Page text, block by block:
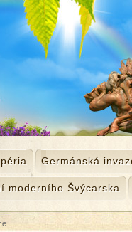
Germánská
moderního Švýcarska